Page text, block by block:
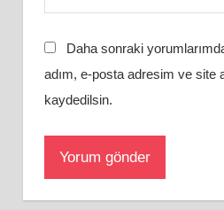
Daha sonraki
adım, e-posta adresim ve site
kaydedilsin.